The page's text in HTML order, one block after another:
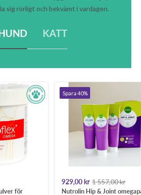
sig rörligt och bekvämt i vardagen.
KATT
för
Spara 40%
Rea-
pris
929,00 kr Pris
1 557,00 kr
Nutrolin Hip & Joint